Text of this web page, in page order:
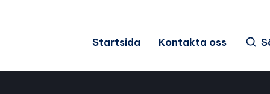
Startsida Kontakta oss